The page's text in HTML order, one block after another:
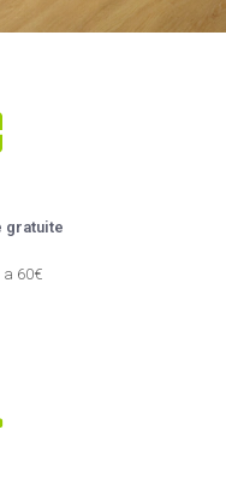
gratuite
a 60€